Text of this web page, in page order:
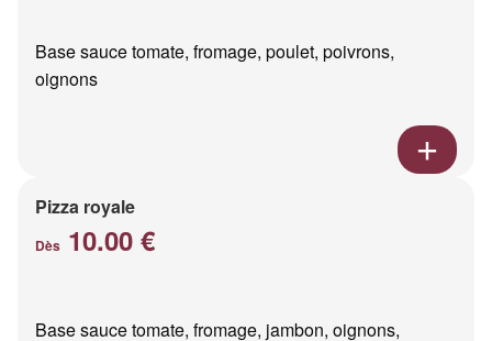
Base sauce tomate, fromage, poulet, poivrons,
oignons
Pizza royale
Dès 10.00 €
Base sauce tomate, fromage, jambon, oignons,